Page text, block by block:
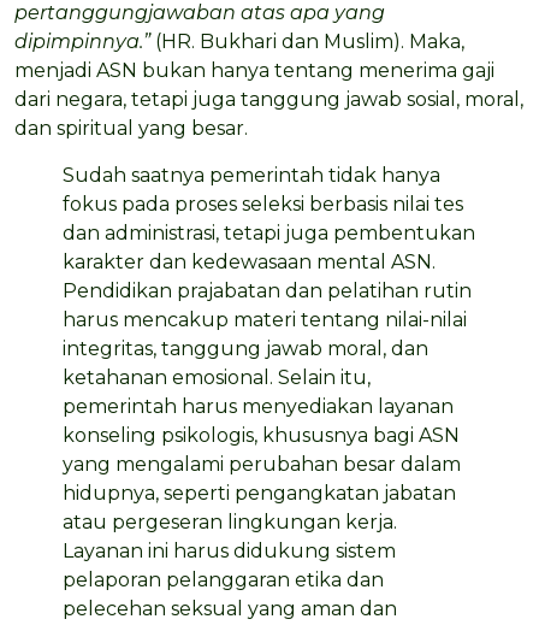
pertanggungjawaban atas apa yang
dipimpinnya.”(HR. Bukhari dan Muslim). Maka,
menjadi ASN bukan hanya tentang menerima gaji
dari negara, tetapi juga tanggung jawab sosial, moral,
dan spiritual yang besar.
Sudah saatnya pemerintah tidak hanya
fokus pada proses seleksi berbasis nilai tes
dan administrasi, tetapi juga pembentukan
karakter dan kedewasaan mental ASN.
Pendidikan prajabatan dan pelatihan rutin
harus mencakup materi tentang nilai-nilai
integritas, tanggung jawab moral, dan
ketahanan emosional. Selain itu,
pemerintah harus menyediakan layanan
konseling psikologis, khususnya bagi ASN
yang mengalami perubahan besar dalam
hidupnya, seperti pengangkatan jabatan
atau pergeseran lingkungan kerja.
Layanan ini harus didukung sistem
pelaporan pelanggaran etika dan
pelecehan seksual yang aman dan